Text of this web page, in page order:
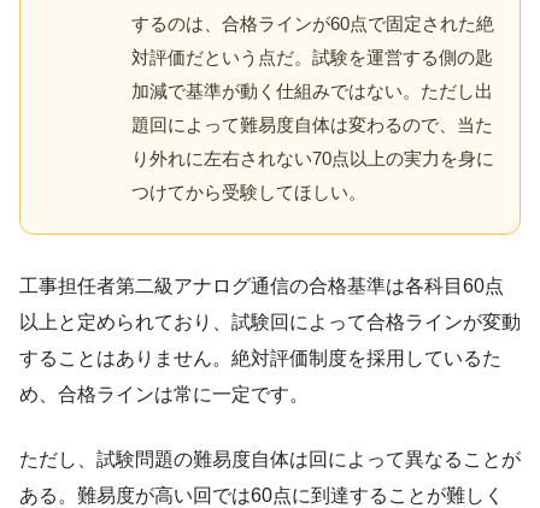
するのは、合格ラインが60点で固定された絶
対評価だという点だ。試験を運営する側の匙
加減で基準が動く仕組みではない。ただし出
題回によって難易度自体は変わるので、当た
り外れに左右されない70点以上の実力を身に
つけてから受験してほしい。
工事担任者第二級アナログ通信の合格基準は各科目60点
以上と定められており、試験回によって合格ラインが変動
することはありません。絶対評価制度を採用しているた
め、合格ラインは常に一定です。
ただし、試験問題の難易度自体は回によって異なることが
ある。難易度が高い回では60点に到達することが難しく